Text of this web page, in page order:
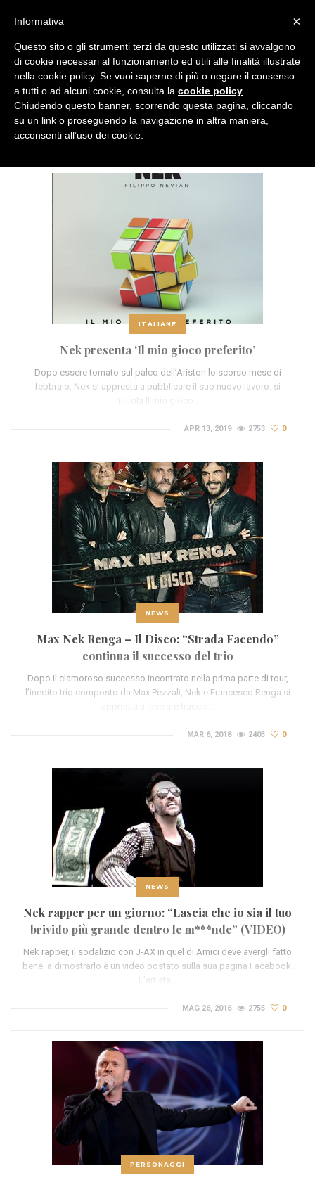
TAG: nek
ITALIANE
Nek presenta ‘Il mio gioco preferito’
Dopo essere tornato sul palco dell’Ariston lo scorso mese di
febbraio, Nek si appresta a pubblicare il suo nuovo lavoro: si
intitola Il mio gioco…
APR 13, 2019 2753 0
NEWS
Max Nek Renga – Il Disco: “Strada Facendo”
continua il successo del trio
Dopo il clamoroso successo incontrato nella prima parte di tour,
l’inedito trio composto da Max Pezzali, Nek e Francesco Renga si
appresta a lasciare traccia…
MAR 6, 2018 2403 0
NEWS
Nek rapper per un giorno: “Lascia che io sia il tuo
brivido più grande dentro le m***nde” (VIDEO)
Nek rapper, il sodalizio con J-AX in quel di Amici deve avergli fatto
bene, a dimostrarlo è un video postato sulla sua pagina Facebook.
L’artista…
MAG 26, 2016 2755 0
PERSONAGGI
×
Informativa
Questo sito o gli strumenti terzi da questo utilizzati si avvalgono
di cookie necessari al funzionamento ed utili alle finalità illustrate
nella cookie policy. Se vuoi saperne di più o negare il consenso
a tutti o ad alcuni cookie, consulta la cookie policy
Chiudendo questo banner, scorrendo questa pagina, cliccando
su un link o proseguendo la navigazione in altra maniera,
acconsenti all’uso dei cookie.